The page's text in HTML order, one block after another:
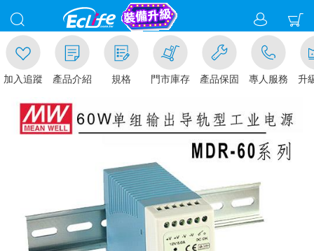
追蹤 產品介紹 規格 門市庫存 產品保固 專人服務 升級